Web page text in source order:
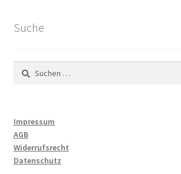
Suche
Suchen
nach:
Impressum
AGB
Widerrufsrecht
Datenschutz